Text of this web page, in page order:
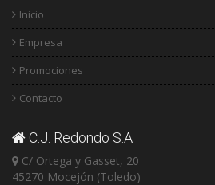
Inicio
Empresa
Promociones
Contacto
C.J. Redondo S.A
C/ Ortega y Gasset, 20
45270 Mocejón (Toledo)